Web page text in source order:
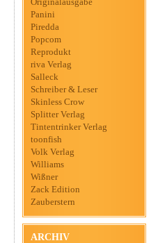
Panini
Piredda
Popcom
Reprodukt
riva Verlag
Salleck
Schreiber & Leser
Skinless Crow
Splitter Verlag
Tintentrinker Verlag
toonfish
Volk Verlag
Williams
Wißner
Zack Edition
Zauberstern
ARCHIV